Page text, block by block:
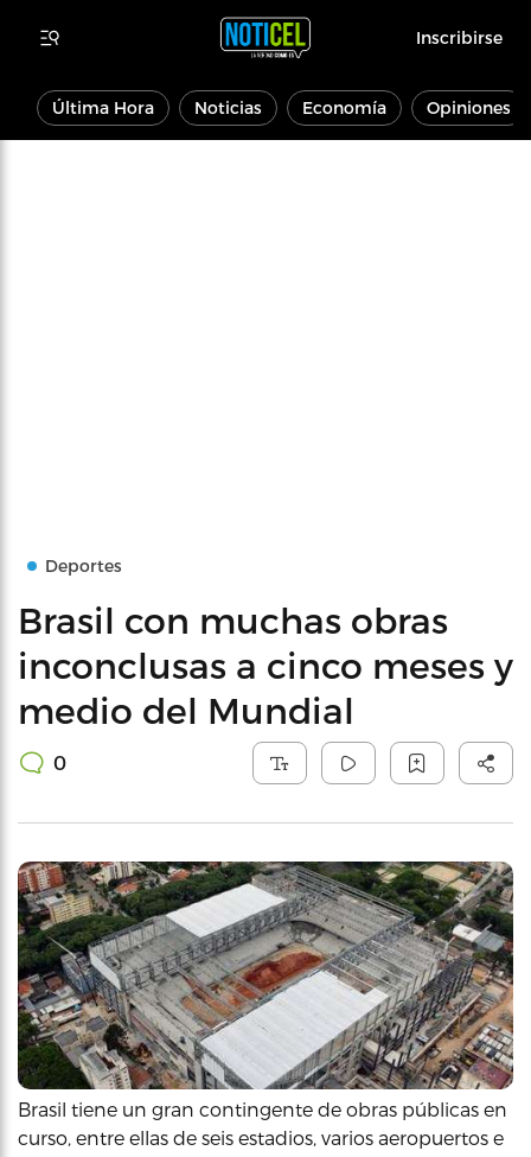
Inscribirse
Última Hora Noticias Economía Opiniones
Deportes
Brasil con muchas obras
inconclusas a cinco meses y
medio del Mundial
0
Brasil tiene un gran contingente de obras públicas en
curso, entre ellas de seis estadios, varios aeropuertos e